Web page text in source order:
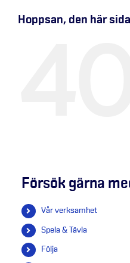
Hoppsan, den här
Försök gärna
Vår verksamhet
Spela & Tävla
Följa